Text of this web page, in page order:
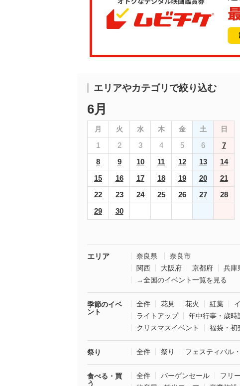
エリアやカテゴリで絞り込む
6月
月 火 水 木 金 土 日
1 2 3 4 5 6
7
8
9 10 11 12 13
14
15
16 17 18 19 20
21
22
23 24 25 26 27
28
29
30
エリア 奈良県
奈良市
関西
大阪府 京都府 兵庫
→全国のイベント一覧を見る
季節のイベ
ント
全件 花見 花火 紅葉
ライトアップ
年中行事・歳時
クリスマスイベント
福袋・初
祭り 全件 祭り フェスティバル
食べる・買
う
全件 バーゲンセール フリ